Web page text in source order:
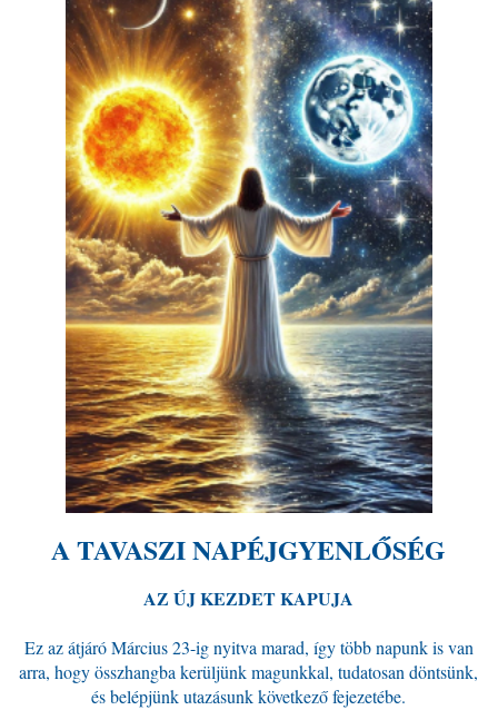
A TAVASZI NAPÉJGYENLŐSÉG
AZ ÚJ KEZDET KAPUJA
Ez az átjáró Március 23-ig nyitva marad, így több napunk is van
arra, hogy összhangba kerüljünk magunkkal, tudatosan döntsünk,
és belépjünk utazásunk következő fejezetébe.